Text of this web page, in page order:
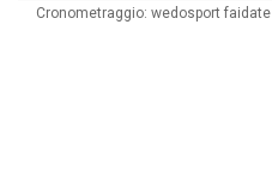
Cronometraggio: wedosport faidate